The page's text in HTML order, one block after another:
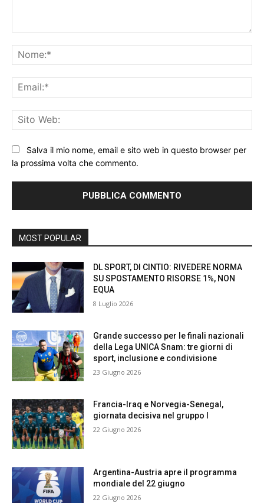
Salva il mio nome, email e sito web in questo browser per
la prossima volta che commento.
MOST POPULAR
DL SPORT, DI CINTIO: RIVEDERE NORMA
SU SPOSTAMENTO RISORSE 1%, NON
EQUA
8 Luglio 2026
Grande successo per le finali nazionali
della Lega UNICA Snam: tre giorni di
sport, inclusione e condivisione
23 Giugno 2026
Francia-Iraq e Norvegia-Senegal,
giornata decisiva nel gruppo I
22 Giugno 2026
Argentina-Austria apre il programma
mondiale del 22 giugno
22 Giugno 2026